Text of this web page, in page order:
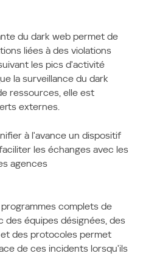
du dark web permet de
liées à des violations
les pics d'activité
la surveillance du dark
ressources, elle est
externes.
à l'avance un dispositif
les échanges avec les
agences
complets de
des équipes désignées, des
des protocoles permet
de ces incidents lorsqu'ils